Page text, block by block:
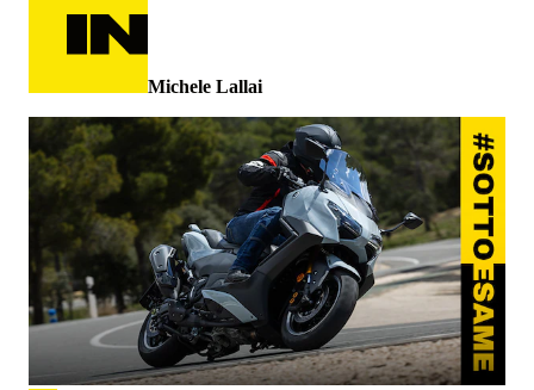
Michele Lallai